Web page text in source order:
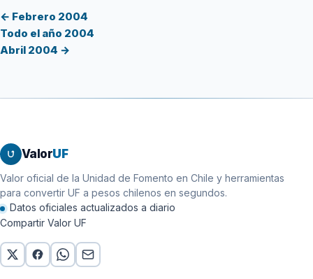
← Febrero 2004
Todo el año 2004
Abril 2004 →
ValorUF
Valor oficial de la Unidad de Fomento en Chile y herramientas
para convertir UF a pesos chilenos en segundos.
Datos oficiales actualizados a diario
Compartir Valor UF